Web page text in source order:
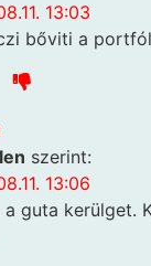
13:03
bőviti a
szerint:
13:06
a guta kerülget.